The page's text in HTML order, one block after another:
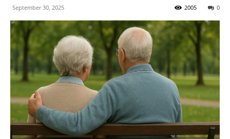
September 30, 2025 0
2005